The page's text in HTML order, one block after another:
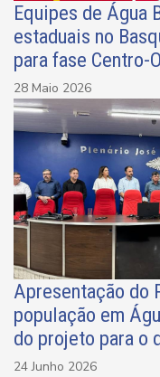
Equipes de Água
estaduais no
para fase Centro-
28 Maio 2026
Apresentação do
população em
do projeto para o
24 Junho 2026